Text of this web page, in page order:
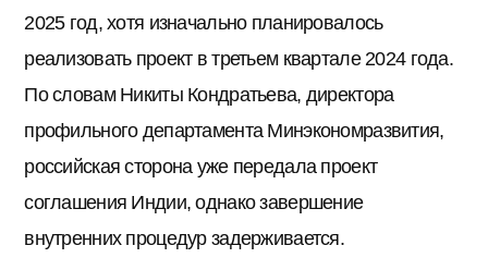
2025 год, хотя изначально планировалось
реализовать проект в третьем квартале 2024 года.
По словам Никиты Кондратьева, директора
профильного департамента Минэкономразвития,
российская сторона уже передала проект
соглашения Индии, однако завершение
внутренних процедур задерживается.